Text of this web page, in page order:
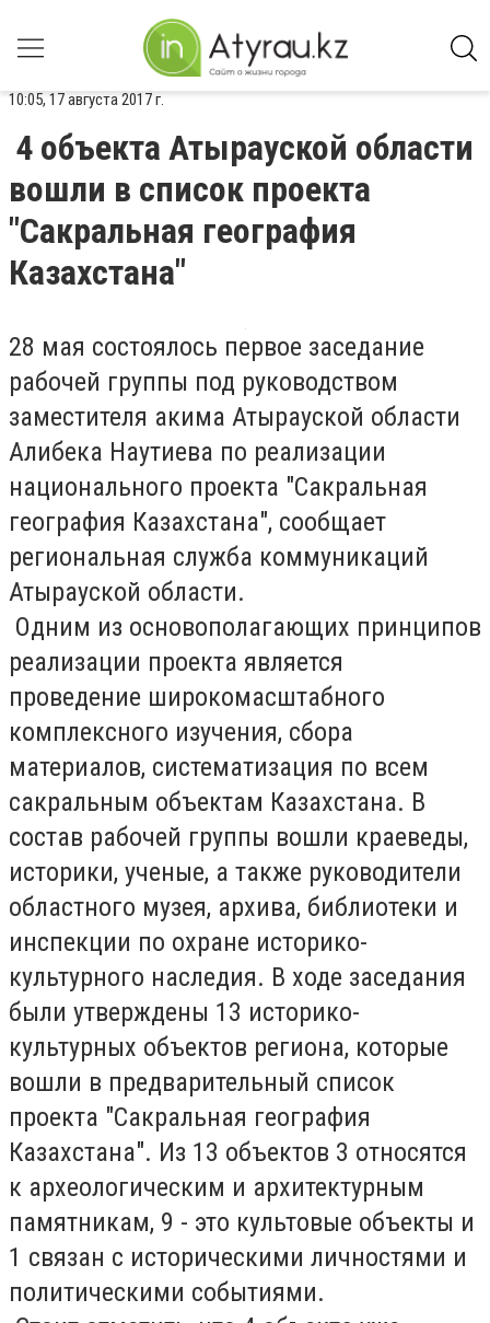
10:05, 17 августа 2017 г.
4 объекта Атырауской области
вошли в список проекта
"Сакральная география
Казахстана"
28 мая состоялось первое заседание
рабочей группы под руководством
заместителя акима Атырауской области
Алибека Наутиева по реализации
национального проекта "Сакральная
география Казахстана", сообщает
региональная служба коммуникаций
Атырауской области.
Одним из основополагающих принципов
реализации проекта является
проведение широкомасштабного
комплексного изучения, сбора
материалов, систематизация по всем
сакральным объектам Казахстана. В
состав рабочей группы вошли краеведы,
историки, ученые, а также руководители
областного музея, архива, библиотеки и
инспекции по охране историко-
культурного наследия. В ходе заседания
были утверждены 13 историко-
культурных объектов региона, которые
вошли в предварительный список
проекта "Сакральная география
Казахстана". Из 13 объектов 3 относятся
к археологическим и архитектурным
памятникам, 9 - это культовые объекты и
1 связан с историческими личностями и
политическими событиями.